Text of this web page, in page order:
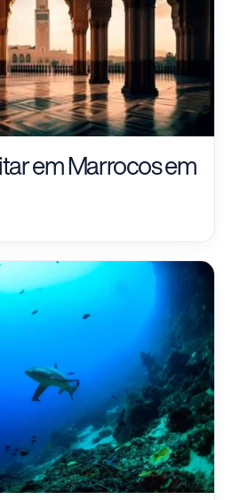
em Marrocos em